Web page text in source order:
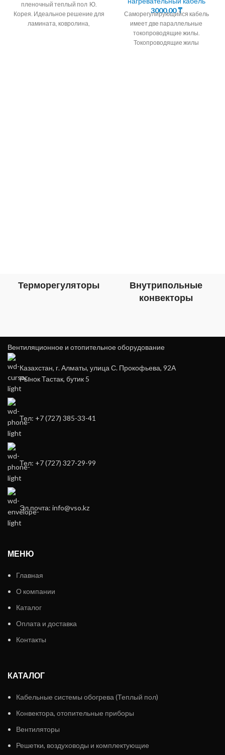
пленочный теплый пол Ю.
Корея. Идеальное решение для
ламината, ковролина,
3000,00₸
Саморегулирующийся кабель
имеет две параллельные
токопроводящие жилы.
Токопроводящие жилы
Терморегуляторы
Внутрипольные
конвекторы
Вентиляционное и отопительное оборудование
Казахстан, г. Алматы, улица С. Прокофьева, 92А
Рынок Тастак, бутик 5
Тел: +7 (727) 385-33-41
Тел: +7 (727) 327-29-99
Эл.почта: info@vso.kz
МЕНЮ
Главная
О компании
Каталог
Оплата и доставка
Контакты
КАТАЛОГ
Кабельные системы обогрева (Теплый пол)
Конвектора, отопительные приборы
Вентиляторы
Решетки, воздуховоды и комплектующие